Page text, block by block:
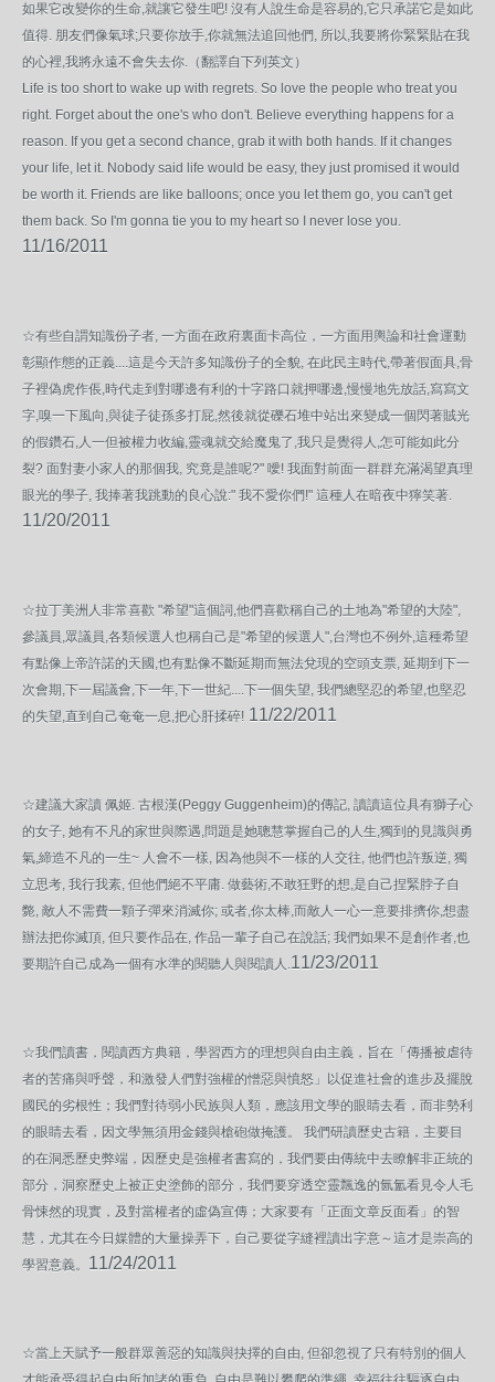
如果它改變你的生命,就讓它發生吧! 沒有人說生命是容易的,它只承諾它是如此
值得. 朋友們像氣球;只要你放手,你就無法追回他們, 所以,我要將你緊緊貼在我
的心裡,我將永遠不會失去你.（翻譯自下列英文）
Life is too short to wake up with regrets. So love the people who treat you
right. Forget about the one's who don't. Believe everything happens for a
reason. If you get a second chance, grab it with both hands. If it changes
your life, let it. Nobody said life would be easy, they just promised it would
be worth it. Friends are like balloons; once you let them go, you can't get
them back. So I'm gonna tie you to my heart so I never lose you.
11/16/2011
☆有些自謂知識份子者, 一方面在政府裏面卡高位，一方面用輿論和社會運動
彰顯作態的正義....這是今天許多知識份子的全貌, 在此民主時代,帶著假面具,骨
子裡偽虎作倀,時代走到對哪邊有利的十字路口就押哪邊,慢慢地先放話,寫寫文
字,嗅一下風向,與徒子徒孫多打屁,然後就從礫石堆中站出來變成一個閃著賊光
的假鑽石,人一但被權力收編,靈魂就交給魔鬼了,我只是覺得人,怎可能如此分
裂? 面對妻小家人的那個我, 究竟是誰呢?" 噯! 我面對前面一群群充滿渴望真理
眼光的學子, 我捧著我跳動的良心說:" 我不愛你們!" 這種人在暗夜中獰笑著.
11/20/2011
☆拉丁美洲人非常喜歡 "希望"這個詞,他們喜歡稱自己的土地為"希望的大陸",
參議員,眾議員,各類候選人也稱自己是"希望的候選人",台灣也不例外,這種希望
有點像上帝許諾的天國,也有點像不斷延期而無法兌現的空頭支票, 延期到下一
次會期,下一屆議會,下一年,下一世紀....下一個失望, 我們總堅忍的希望,也堅忍
的失望,直到自己奄奄一息,把心肝揉碎! 11/22/2011
☆建議大家讀 佩姬. 古根漢(Peggy Guggenheim)的傳記, 讀讀這位具有獅子心
的女子, 她有不凡的家世與際遇,問題是她聰慧掌握自己的人生,獨到的見識與勇
氣,締造不凡的一生~ 人會不一樣, 因為他與不一樣的人交往, 他們也許叛逆, 獨
立思考, 我行我素, 但他們絕不平庸. 做藝術,不敢狂野的想,是自己捏緊脖子自
斃, 敵人不需費一顆子彈來消滅你; 或者,你太棒,而敵人一心一意要排擠你,想盡
辦法把你滅頂, 但只要作品在, 作品一輩子自己在說話; 我們如果不是創作者,也
要期許自己成為一個有水準的閱聽人與閱讀人.11/23/2011
☆我們讀書，閱讀西方典籍，學習西方的理想與自由主義，旨在「傳播被虐待
者的苦痛與呼聲，和激發人們對強權的憎惡與憤怒」以促進社會的進步及擺脫
國民的劣根性；我們對待弱小民族與人類，應該用文學的眼睛去看，而非勢利
的眼睛去看，因文學無須用金錢與槍砲做掩護。 我們研讀歷史古籍，主要目
的在洞悉歷史弊端，因歷史是強權者書寫的，我們要由傳統中去瞭解非正統的
部分，洞察歷史上被正史塗飾的部分，我們要穿透空靈飄逸的氤氳看見令人毛
骨悚然的現實，及對當權者的虛偽宣傳；大家要有「正面文章反面看」的智
慧，尤其在今日媒體的大量操弄下，自己要從字縫裡讀出字意～這才是崇高的
學習意義。 11/24/2011
☆當上天賦予一般群眾善惡的知識與抉擇的自由, 但卻忽視了只有特別的個人